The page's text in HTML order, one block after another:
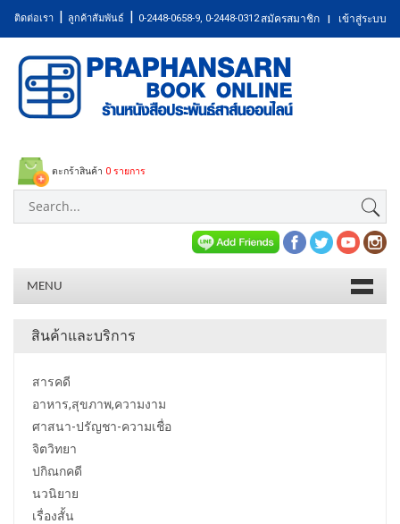
ติดต่อเรา | ลูกค้าสัมพันธ์ | 0-2448-0658-9, 0-2448-0312สมัครสมาชิก | เข้าสู่ระบบ
ตะกร้าสินค้า 0 รายการ
MENU
สินค้าและบริการ
สารคดี
อาหาร,สุขภาพ,ความงาม
ศาสนา-ปรัญชา-ความเชื่อ
จิตวิทยา
ปกิณกคดี
นวนิยาย
เรื่องสั้น